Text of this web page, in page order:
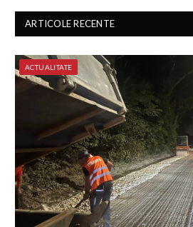
ARTICOLE RECENTE
ACTUALITATE